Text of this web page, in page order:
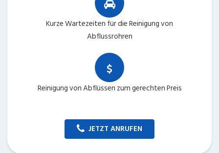
Kurze Wartezeiten für die Reinigung von
Abflussrohren
Reinigung von Abflüssen zum gerechten Preis
JETZT ANRUFEN